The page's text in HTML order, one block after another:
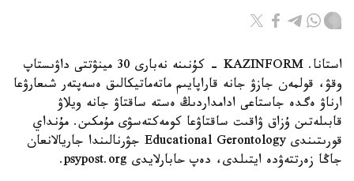
استانا. KAZINFORM - كۇنىنە نەبارى 30 مينۋتتى داۋىستاپ
وقۋ، قولمەن جازۋ جانە قاراپايىم ماتەماتيكالىق ەسەپتەر شىعارۋعا
ارناۋ ەگدە جاستاعى ادامداردىڭ ەستە ساقتاۋ جانە ويلاۋ
قابىلەتىن ۇزاق ۋاقىت ساقتاۋعا كومەكتەسۋى مۇمكىن. مۇنداي
قورىتىندى Educational Gerontology جۋرنالىندا جاريالانعان
جاڭا زەرتتەۋدە ايتىلدى، دەپ حابارلايدى psypost.org.